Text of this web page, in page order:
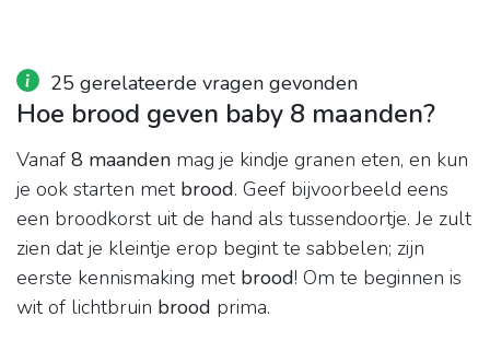
25 gerelateerde vragen gevonden
Hoe brood geven baby 8 maanden?
Vanaf 8 maanden mag je kindje granen eten, en kun
je ook starten met brood. Geef bijvoorbeeld eens
een broodkorst uit de hand als tussendoortje. Je zult
zien dat je kleintje erop begint te sabbelen; zijn
eerste kennismaking met brood! Om te beginnen is
wit of lichtbruin brood prima.